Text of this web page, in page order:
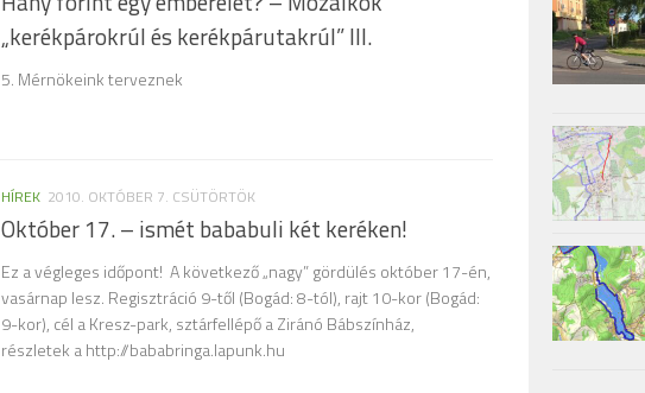
„kerékpárokrúl és kerékpárutakrúl” III.
5. Mérnökeink terveznek
HÍREK 2010. OKTÓBER 7. CSÜTÖRTÖK
Október 17. – ismét bababuli két keréken!
Ez a végleges időpont! A következő „nagy” gördülés október 17-én,
vasárnap lesz. Regisztráció 9-től (Bogád: 8-tól), rajt 10-kor (Bogád:
9-kor), cél a Kresz-park, sztárfellépő a Ziránó Bábszínház,
részletek a http://bababringa.lapunk.hu